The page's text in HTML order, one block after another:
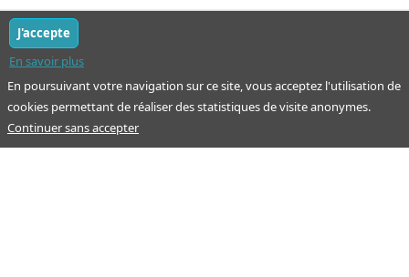
En poursuivant votre navigation sur ce site, vous acceptez l'utilisation de
cookies permettant de réaliser des statistiques de visite anonymes.
En savoir plus
J'accepte
Continuer sans accepter